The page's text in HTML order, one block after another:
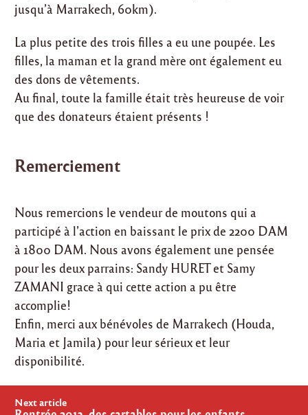
jusqu’à Marrakech, 60km).
La plus petite des trois filles a eu une poupée. Les
filles, la maman et la grand mère ont également eu
des dons de vêtements.
Au final, toute la famille était très heureuse de voir
que des donateurs étaient présents !
Remerciement
Nous remercions le vendeur de moutons qui a
participé à l’action en baissant le prix de 2200 DAM
à 1800 DAM. Nous avons également une pensée
pour les deux parrains: Sandy HURET et Samy
ZAMANI grace à qui cette action a pu être
accomplie!
Enfin, merci aux bénévoles de Marrakech (Houda,
Maria et Jamila) pour leur sérieux et leur
disponibilité.
Post
Next article